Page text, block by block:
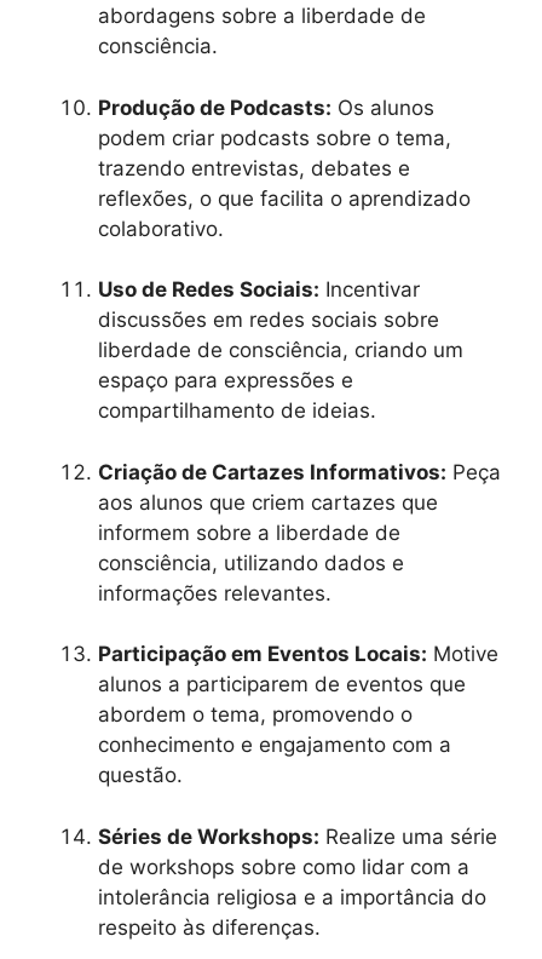
abordagens sobre a liberdade de
consciência.
Produção de Podcasts: Os alunos
podem criar podcasts sobre o tema,
trazendo entrevistas, debates e
reflexões, o que facilita o aprendizado
colaborativo.
Uso de Redes Sociais: Incentivar
discussões em redes sociais sobre
liberdade de consciência, criando um
espaço para expressões e
compartilhamento de ideias.
Criação de Cartazes Informativos: Peça
aos alunos que criem cartazes que
informem sobre a liberdade de
consciência, utilizando dados e
informações relevantes.
Participação em Eventos Locais: Motive
alunos a participarem de eventos que
abordem o tema, promovendo o
conhecimento e engajamento com a
questão.
Séries de Workshops: Realize uma série
de workshops sobre como lidar com a
intolerância religiosa e a importância do
respeito às diferenças.